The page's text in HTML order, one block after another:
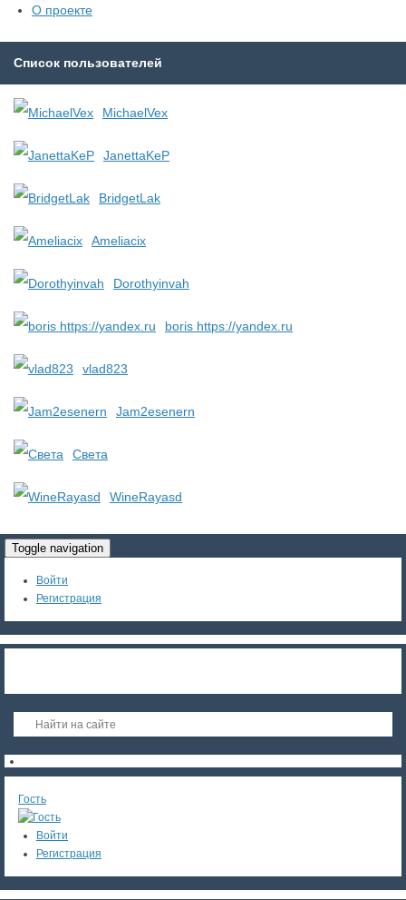
О проекте
Список пользователей
MichaelVex
JanettaKeP
BridgetLak
Ameliacix
Dorothyinvah
boris https://yandex.ru
vlad823
Jam2esenern
Света
WineRayasd
Toggle navigation
Войти
Регистрация
Гость
Войти
Регистрация